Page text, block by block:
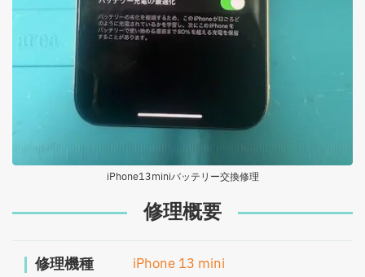
iPhone13miniバッテリー交換修理
修理概要
修理機種 iPhone 13 mini